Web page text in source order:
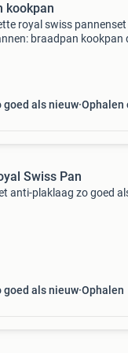
kookpan
royal swiss
braadpan kookpan
goed als nieuw Ophalen
Swiss Pan
anti-plaklaag zo goed
goed als nieuw Ophalen